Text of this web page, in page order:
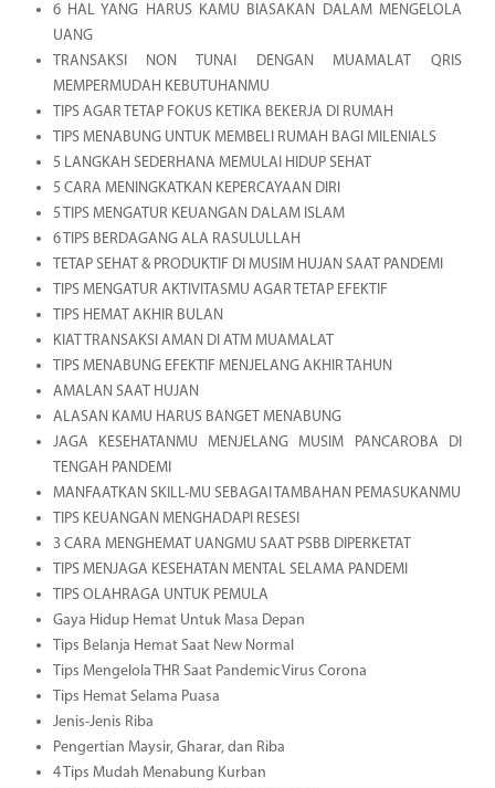
6 HAL YANG HARUS KAMU BIASAKAN DALAM MENGELOLA
UANG
TRANSAKSI NON TUNAI DENGAN MUAMALAT QRIS
MEMPERMUDAH KEBUTUHANMU
TIPS AGAR TETAP FOKUS KETIKA BEKERJA DI RUMAH
TIPS MENABUNG UNTUK MEMBELI RUMAH BAGI MILENIALS
5 LANGKAH SEDERHANA MEMULAI HIDUP SEHAT
5 CARA MENINGKATKAN KEPERCAYAAN DIRI
5 TIPS MENGATUR KEUANGAN DALAM ISLAM
6 TIPS BERDAGANG ALA RASULULLAH
TETAP SEHAT & PRODUKTIF DI MUSIM HUJAN SAAT PANDEMI
TIPS MENGATUR AKTIVITASMU AGAR TETAP EFEKTIF
TIPS HEMAT AKHIR BULAN
KIAT TRANSAKSI AMAN DI ATM MUAMALAT
TIPS MENABUNG EFEKTIF MENJELANG AKHIR TAHUN
AMALAN SAAT HUJAN
ALASAN KAMU HARUS BANGET MENABUNG
JAGA KESEHATANMU MENJELANG MUSIM PANCAROBA DI
TENGAH PANDEMI
MANFAATKAN SKILL-MU SEBAGAI TAMBAHAN PEMASUKANMU
TIPS KEUANGAN MENGHADAPI RESESI
3 CARA MENGHEMAT UANGMU SAAT PSBB DIPERKETAT
TIPS MENJAGA KESEHATAN MENTAL SELAMA PANDEMI
TIPS OLAHRAGA UNTUK PEMULA
Gaya Hidup Hemat Untuk Masa Depan
Tips Belanja Hemat Saat New Normal
Tips Mengelola THR Saat Pandemic Virus Corona
Tips Hemat Selama Puasa
Jenis-Jenis Riba
Pengertian Maysir, Gharar, dan Riba
4 Tips Mudah Menabung Kurban